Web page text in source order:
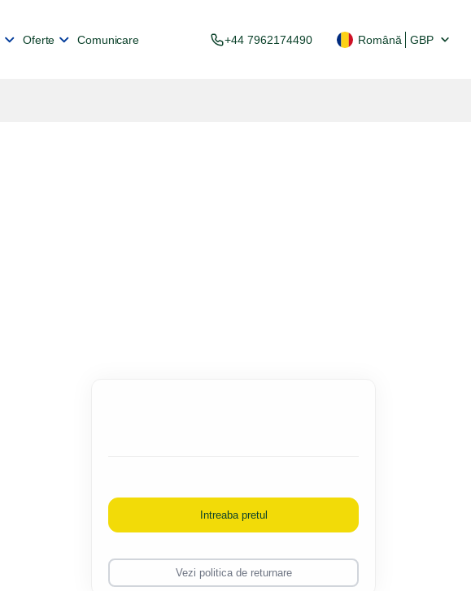
Oferte Comunicare +44 7962174490 Română GBP
Intreaba pretul
Vezi politica de returnare